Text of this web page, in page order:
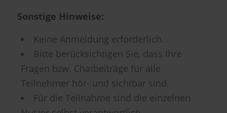
Sonstige Hinweise:
Keine Anmeldung erforderlich.
Bitte berücksichtigen Sie, dass Ihre
Fragen bzw. Chatbeiträge für alle
Teilnehmer hör- und sichtbar sind.
Für die Teilnahme sind die einzelnen